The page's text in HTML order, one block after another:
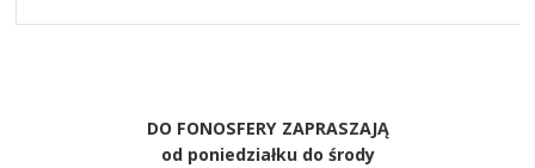
DO FONOSFERY ZAPRASZAJĄ
od poniedziałku do środy